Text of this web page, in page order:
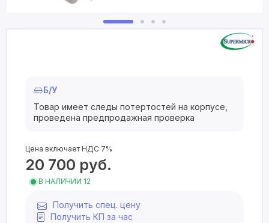
Б/У
Товар имеет следы потертостей на корпусе,
проведена предпродажная проверка
Цена включает НДС 7%
20 700 руб.
В НАЛИЧИИ 12
Получить спец. цену
Получить КП за час